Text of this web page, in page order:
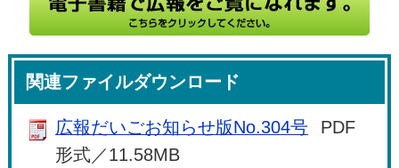
関連ファイルダウンロード
広報だいごお知らせ版No.304号
PDF
形式／11.58MB